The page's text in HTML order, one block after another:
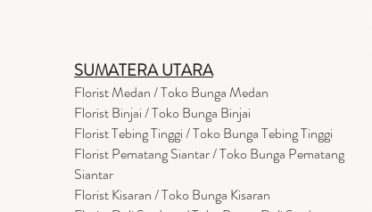
SUMATERA UTARA
Florist Medan / Toko Bunga Medan
Florist Binjai / Toko Bunga Binjai
Florist Tebing Tinggi / Toko Bunga Tebing Tinggi
Florist Pematang Siantar / Toko Bunga Pematang
Siantar
Florist Kisaran / Toko Bunga Kisaran